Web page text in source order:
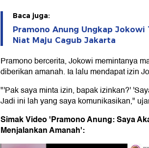
Baca juga:
Pramono Anung Ungkap
Niat Maju Cagub Jakarta
Pramono bercerita, Jokowi memintanya
diberikan amanah. Ia lalu mendapat izin
"'Pak saya minta izin, bapak izinkan?'
Jadi ini lah yang saya komunikasikan,"
Simak Video 'Pramono Anung: Saya
Menjalankan Amanah':